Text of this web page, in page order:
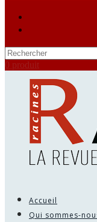
0 produit
Accueil
Qui sommes-